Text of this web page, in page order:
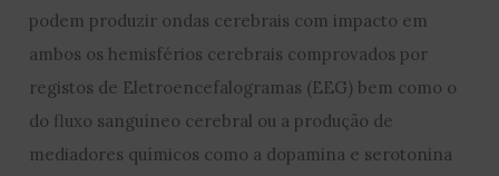
podem produzir ondas cerebrais com impacto em
ambos os hemisférios cerebrais comprovados por
registos de Eletroencefalogramas (EEG) bem como o
do fluxo sanguíneo cerebral ou a produção de
mediadores químicos como a dopamina e serotonina